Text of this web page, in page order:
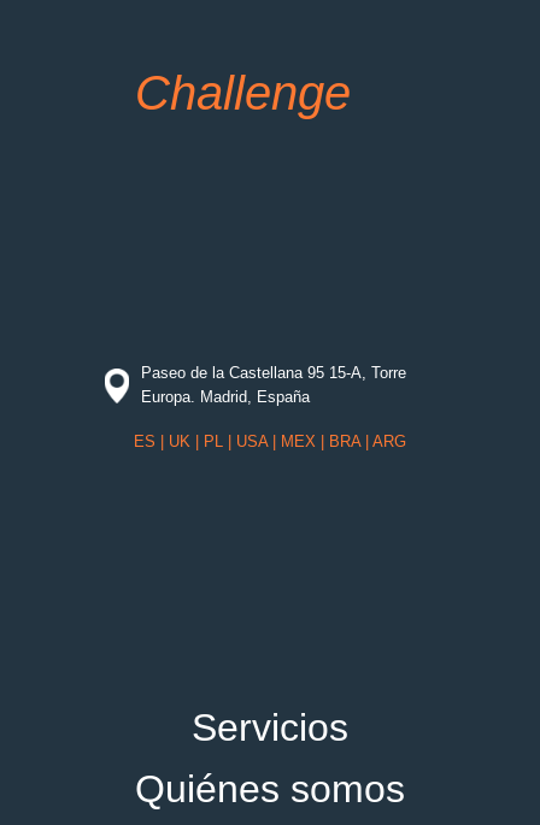
Challenge
Paseo de la Castellana 95 15-A, Torre
Europa. Madrid, España
ES | UK | PL | USA MEX BRA | ARG
Servicios
Quiénes somos